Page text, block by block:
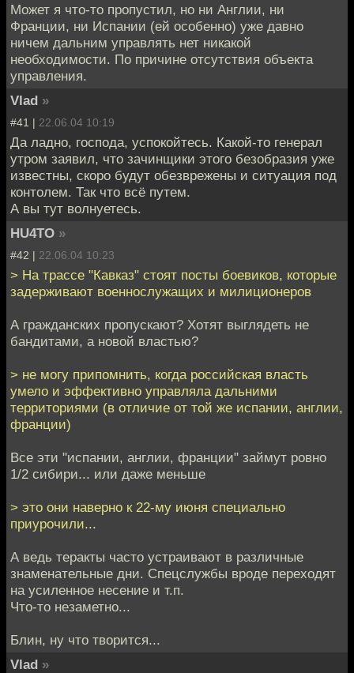
Может я что-то пропустил, но ни Англии, ни
Франции, ни Испании (ей особенно) уже давно
ничем дальним управлять нет никакой
необходимости. По причине отсутствия объекта
управления.
Vlad »
#41 | 22.06.04 10:19
Да ладно, господа, успокойтесь. Какой-то генерал
утром заявил, что зачинщики этого безобразия уже
известны, скоро будут обезврежены и ситуация под
контолем. Так что всё путем.
А вы тут волнуетесь.
HU4TO »
#42 | 22.06.04 10:23
> На трассе "Кавказ" стоят посты боевиков, которые
задерживают военнослужащих и милиционеров
А гражданских пропускают? Хотят выглядеть не
бандитами, а новой властью?
> не могу припомнить, когда российская власть
умело и эффективно управляла дальними
территориями (в отличие от той же испании, англии,
франции)
Все эти "испании, англии, франции" займут ровно
1/2 сибири... или даже меньше
> это они наверно к 22-му июня специально
приурочили...
А ведь теракты часто устраивают в различные
знаменательные дни. Спецслужбы вроде переходят
на усиленное несение и т.п.
Что-то незаметно...
Блин, ну что творится...
Vlad »